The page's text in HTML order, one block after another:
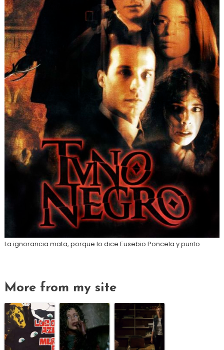
La ignorancia mata, porque lo dice Eusebio Poncela y punto
More from my site